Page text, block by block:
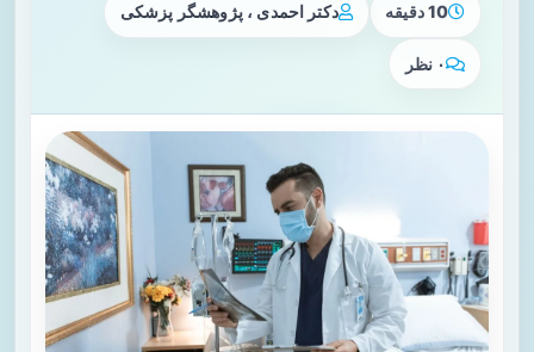
10 دقیقه دکتر احمدی ، پژوهشگر پزشکی
۰ نظر